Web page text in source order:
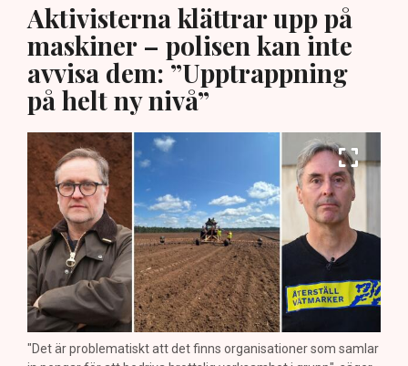
Aktivisterna klättrar upp på
maskiner – polisen kan inte
avvisa dem: ”Upptrappning
på helt ny nivå”
"Det är problematiskt att det finns organisationer som samlar